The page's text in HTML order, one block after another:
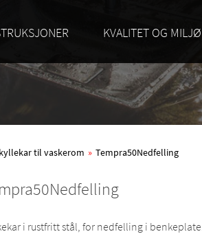
KVALITET OG MILJØ
til vaskerom » Tempra50Nedfelling
i rustfritt stål, for nedfelling i